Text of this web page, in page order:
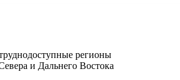
регионы
и Дальнего Востока